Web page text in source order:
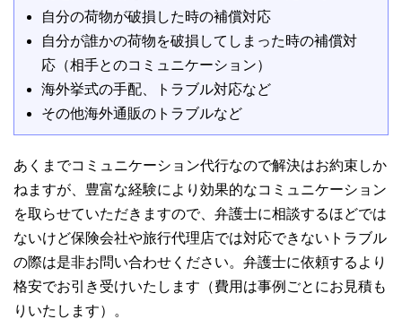
自分の荷物が破損した時の補償対応
自分が誰かの荷物を破損してしまった時の補償対
応（相手とのコミュニケーション）
海外挙式の手配、トラブル対応など
その他海外通販のトラブルなど
あくまでコミュニケーション代行なので解決はお約束しか
ねますが、豊富な経験により効果的なコミュニケーション
を取らせていただきますので、弁護士に相談するほどでは
ないけど保険会社や旅行代理店では対応できないトラブル
の際は是非お問い合わせください。弁護士に依頼するより
格安でお引き受けいたします（費用は事例ごとにお見積も
りいたします）。